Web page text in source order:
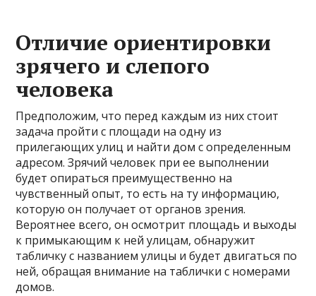
Отличие ориентировки
зрячего и слепого
человека
Предположим, что перед каждым из них стоит
задача пройти с площади на одну из
прилегающих улиц и найти дом с определенным
адресом. Зрячий человек при ее выполнении
будет опираться преимущественно на
чувственный опыт, то есть на ту информацию,
которую он получает от органов зрения.
Вероятнее всего, он осмотрит площадь и выходы
к примыкающим к ней улицам, обнаружит
табличку с названием улицы и будет двигаться по
ней, обращая внимание на таблички с номерами
домов.